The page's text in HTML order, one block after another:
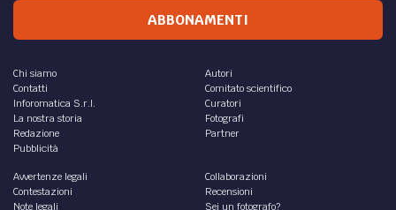
ABBONAMENTI
Chi siamo
Contatti
Inforomatica S.r.l.
La nostra storia
Redazione
Pubblicità
Autori
Comitato scientifico
Curatori
Fotografi
Partner
Avvertenze legali
Contestazioni
Note legali
Collaborazioni
Recensioni
Sei un fotografo?